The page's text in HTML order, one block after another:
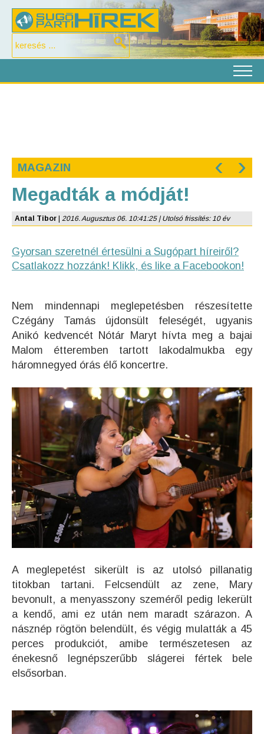
MAGAZIN ‹ ›
Megadták a módját!
Antal Tibor 2016. Augusztus 06. 10:41:25 | Utolsó frissítés: 10 év
Gyorsan szeretnél értesülni a Sugópart híreiről?
Csatlakozz hozzánk! Klikk, és like a Facebookon!
Nem mindennapi meglepetésben részesítette
Czégány Tamás újdonsült feleségét, ugyanis
Anikó kedvencét Nótár Maryt hívta meg a bajai
Malom étteremben tartott lakodalmukba egy
háromnegyed órás élő koncertre.
A meglepetést sikerült is az utolsó pillanatig
titokban tartani. Felcsendült az zene, Mary
bevonult, a menyasszony szeméről pedig lekerült
a kendő, ami ez után nem maradt szárazon. A
násznép rögtön belendült, és végig mulatták a 45
perces produkciót, amibe természetesen az
énekesnő legnépszerűbb slágerei fértek bele
elsősorban.